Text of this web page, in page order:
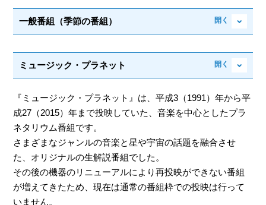
一般番組（季節の番組）
ミュージック・プラネット
『ミュージック・プラネット』は、平成3（1991）年から平
成27（2015）年まで投映していた、音楽を中心としたプラ
ネタリウム番組です。
さまざまなジャンルの音楽と星や宇宙の話題を融合させ
た、オリジナルの生解説番組でした。
その後の機器のリニューアルにより再投映ができない番組
が増えてきたため、現在は通常の番組枠での投映は行って
いません。